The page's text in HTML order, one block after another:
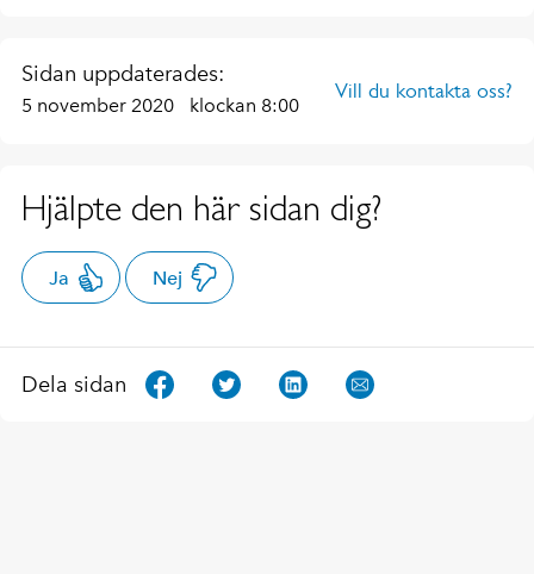
Sidan uppdaterades:
5 november 2020 klockan 8:00
Vill du kontakta oss?
Hjälpte den här sidan dig?
Ja Nej
Dela sidan